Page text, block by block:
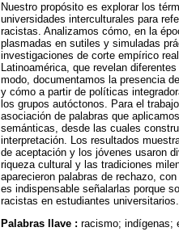
Nuestro propósito es explorar los
universidades interculturales para
racistas. Analizamos cómo, en la
plasmadas en sutiles y simuladas
investigaciones de corte empírico
Latinoamérica, que revelan
modo, documentamos la presencia
y cómo a partir de políticas
los grupos autóctonos. Para el
asociación de palabras que
semánticas, desde las cuales
interpretación. Los resultados
de aceptación y los jóvenes usaron
riqueza cultural y las tradiciones
aparecieron palabras de rechazo,
es indispensable señalarlas porque
racistas en estudiantes universitarios.
Palabras llave : racismo; indígenas;